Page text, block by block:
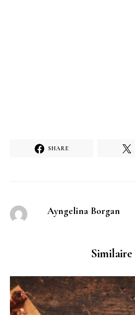
SHARE
Ayngelina Borgan
Similaire